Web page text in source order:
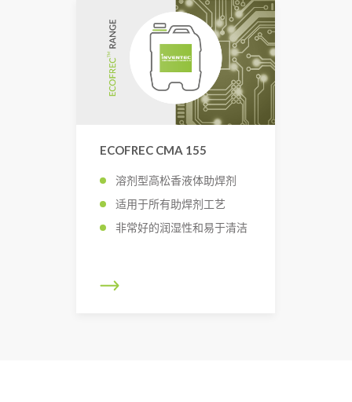
ECOFREC CMA 155
溶剂型高松香液体助焊剂
适用于所有助焊剂工艺
非常好的润湿性和易于清洁